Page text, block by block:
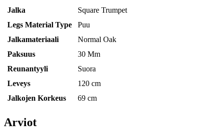
Jalka
Square Trumpet
Legs Material Type
Puu
Jalkamateriaali
Normal Oak
Paksuus
30 Mm
Reunantyyli
Suora
Leveys
120 cm
Jalkojen Korkeus
69 cm
Arviot